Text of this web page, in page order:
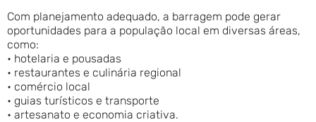
Com planejamento adequado, a barragem pode gerar
oportunidades para a população local em diversas áreas,
como:
• hotelaria e pousadas
• restaurantes e culinária regional
• comércio local
• guias turísticos e transporte
• artesanato e economia criativa.